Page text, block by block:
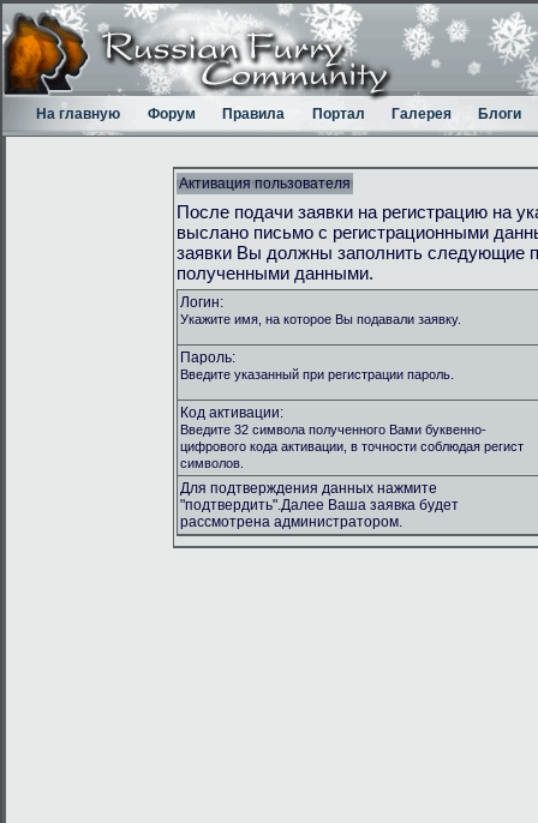
На главную Форум Правила Портал Галерея Блоги
Активация пользователя
После подачи заявки на регистрацию на
выслано письмо с регистрационными
заявки Вы должны заполнить следующие
полученными данными.
Логин:
Укажите имя, на которое Вы подавали заявку.
Пароль:
Введите указанный при регистрации пароль.
Код активации:
Введите 32 символа полученного Вами буквенно-
цифрового кода активации, в точности соблюдая регист
символов.
Для подтверждения данных нажмите
"подтвердить".Далее Ваша заявка будет
рассмотрена администратором.